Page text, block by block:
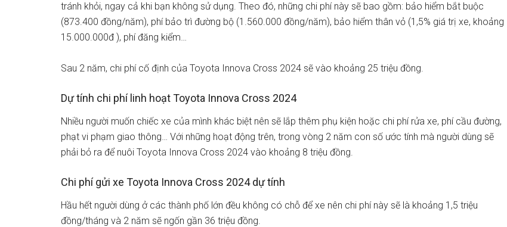
tránh khỏi, ngay cả khi bạn không sử dụng. Theo đó, những chi phí này sẽ bao gồm: bảo hiểm bắt buộc
(873.400 đồng/năm), phí bảo trì đường bộ (1.560.000 đồng/năm), bảo hiểm thân vỏ (1,5% giá trị xe, khoảng
15.000.000đ ), phí đăng kiểm…
Sau 2 năm, chi phí cố định của Toyota Innova Cross 2024 sẽ vào khoảng 25 triệu đồng.
Dự tính chi phí linh hoạt Toyota Innova Cross 2024
Nhiều người muốn chiếc xe của mình khác biệt nên sẽ lắp thêm phụ kiện hoặc chi phí rửa xe, phí cầu đường,
phạt vi phạm giao thông… Với những hoạt động trên, trong vòng 2 năm con số ước tính mà người dùng sẽ
phải bỏ ra để nuôi Toyota Innova Cross 2024 vào khoảng 8 triệu đồng.
Chi phí gửi xe Toyota Innova Cross 2024 dự tính
Hầu hết người dùng ở các thành phố lớn đều không có chỗ để xe nên chi phí này sẽ là khoảng 1,5 triệu
đồng/tháng và 2 năm sẽ ngốn gần 36 triệu đồng.